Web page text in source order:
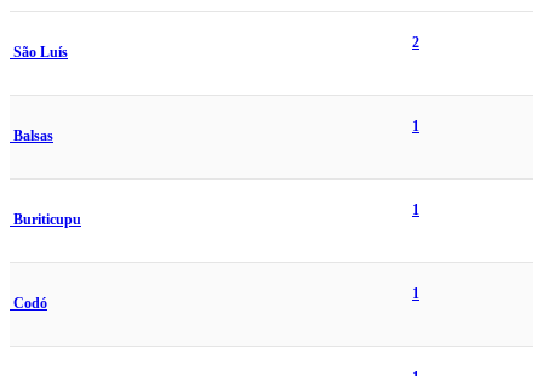
São Luís
2
Balsas
1
Buriticupu
1
Codó
1